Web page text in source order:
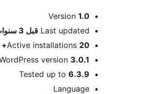
ميتا
Meta
Version 1.0
Last updated قبل 3 سنوات
Active installations 20+
version 3.0.1 أو أعلى
Tested up to 6.3.9
Language